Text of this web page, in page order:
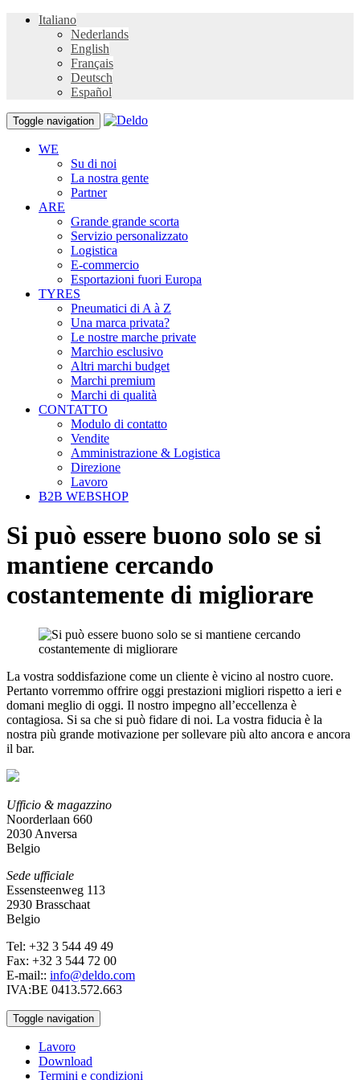
Italiano
Nederlands
English
Français
Deutsch
Español
Toggle navigation
WE
Su di noi
La nostra gente
Partner
ARE
Grande grande scorta
Servizio personalizzato
Logistica
E-commercio
Esportazioni fuori Europa
TYRES
Pneumatici di A à Z
Una marca privata?
Le nostre marche private
Marchio esclusivo
Altri marchi budget
Marchi premium
Marchi di qualità
CONTATTO
Modulo di contatto
Vendite
Amministrazione & Logistica
Direzione
Lavoro
B2B WEBSHOP
Si può essere buono solo se si
mantiene cercando
costantemente di migliorare
La vostra soddisfazione come un cliente è vicino al nostro cuore.
Pertanto vorremmo offrire oggi prestazioni migliori rispetto a ieri e
domani meglio di oggi. Il nostro impegno all’eccellenza è
contagiosa. Si sa che si può fidare di noi. La vostra fiducia è la
nostra più grande motivazione per sollevare più alto ancora e ancora
il bar.
Ufficio & magazzino
Noorderlaan 660
2030 Anversa
Belgio
Sede ufficiale
Essensteenweg 113
2930 Brasschaat
Belgio
Tel: +32 3 544 49 49
Fax: +32 3 544 72 00
E-mail:: info@deldo.com
IVA:BE 0413.572.663
Toggle navigation
Lavoro
Download
Termini e condizioni